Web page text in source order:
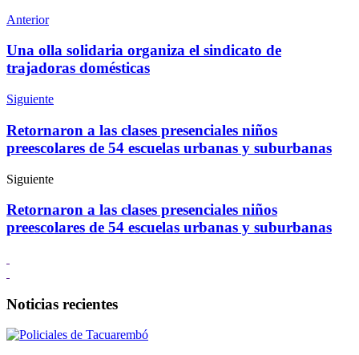
Anterior
Una olla solidaria organiza el sindicato de
trajadoras domésticas
Siguiente
Retornaron a las clases presenciales niños
preescolares de 54 escuelas urbanas y suburbanas
Siguiente
Retornaron a las clases presenciales niños
preescolares de 54 escuelas urbanas y suburbanas
Noticias recientes